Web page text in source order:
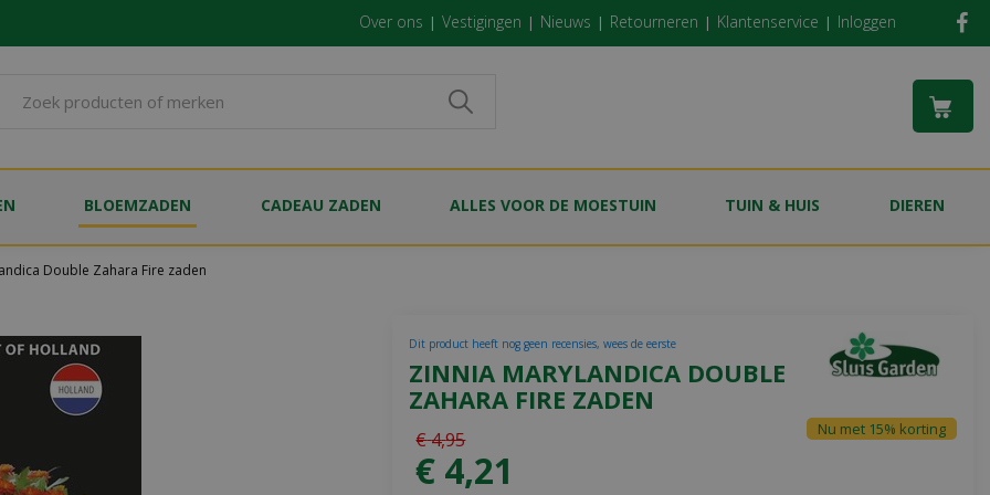
Double Zahara Fire zaden
Over ons Vestigingen Nieuws Retourneren Klantenservice Inloggen
BLOEMZADEN CADEAU ZADEN ALLES VOOR DE MOESTUIN TUIN & HUIS DIEREN
ZINNIA MARYLANDICA DOUBLE
ZAHARA FIRE ZADEN
Dit product heeft nog geen recensies, wees de eerste
€4,95
€ 4,21
Nu met 15% korting